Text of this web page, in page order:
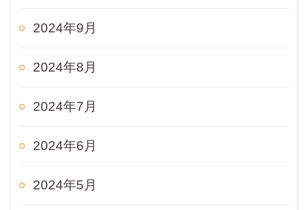
2024年9月
2024年8月
2024年7月
2024年6月
2024年5月